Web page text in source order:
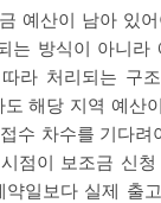
예산이 남아 있
는 방식이 아니라
라 처리되는 구
해당 지역 예산
수 차수를 기다려
점이 보조금 신
일보다 실제 출